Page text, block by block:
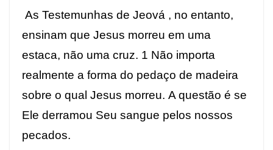
As Testemunhas de Jeová , no entanto,
ensinam que Jesus morreu em uma
estaca, não uma cruz. 1 Não importa
realmente a forma do pedaço de madeira
sobre o qual Jesus morreu. A questão é se
Ele derramou Seu sangue pelos nossos
pecados.